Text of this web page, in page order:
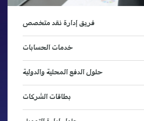
فريق إدارة نقد متخصص
خدمات الحسابات
حلول الدفع المحلية والدولية
بطاقات الشركات